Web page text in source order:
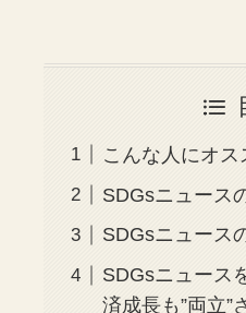
こんな人にオス
SDGsニュース
SDGsニュース
SDGsニュース
済成長も”両立”